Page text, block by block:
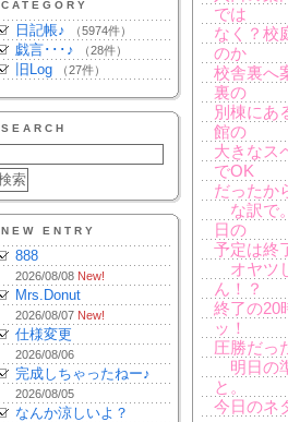
CATEGORY
日記帳♪ （5974件）
戯言･･･♪ （28件）
旧Log （27件）
SEARCH
NEW ENTRY
888
2026/08/08 New!
Mrs.Donut
2026/08/07 New!
仕様変更
2026/08/06
完成しちゃったねー♪
2026/08/05
なんか涼しいよ？
では
なく？校
のか
校舎裏へ
裏の
別棟にあ
館の
大きなス
でOK
だったか
な訳で
日の
予定は終
オヤツ
ん！？
終了の20
ッ！
圧勝だっ
明日の
と。
今日のネ